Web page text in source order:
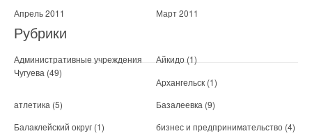
Апрель 2011
Март 2011
Рубрики
Административные учреждения
Чугуева (49)
Айкидо (1)
Архангельск (1)
атлетика (5) Базалеевка (9)
Балаклейский округ (1) бизнес и предпринимательство (4)